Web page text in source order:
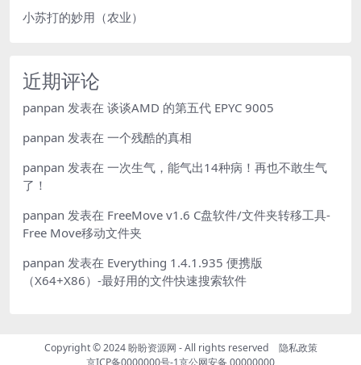
小苏打的妙用（农业）
近期评论
panpan 发表在 谈谈AMD 的第五代 EPYC 9005
panpan 发表在 一个残酷的真相
panpan 发表在 一次生气，能气出14种病！再也不敢生气
了！
panpan 发表在 FreeMove v1.6 C盘软件/文件夹转移工具-
Free Move移动文件夹
panpan 发表在 Everything 1.4.1.935 便携版
（X64+X86）-最好用的文件快速搜索软件
Copyright © 2024盼盼资源网 - All rights reserved 隐私政策
京ICP备0000000号-1京公网安备 00000000